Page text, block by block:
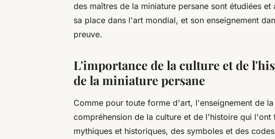
des maîtres de la miniature persane sont étudiées
sa place dans l'art mondial, et son enseignement
preuve.
L'importance de la culture et de
de la miniature persane
Comme pour toute forme d'art, l'enseignement de
compréhension de la culture et de l'histoire qui l'ont
mythiques et historiques, des symboles et des